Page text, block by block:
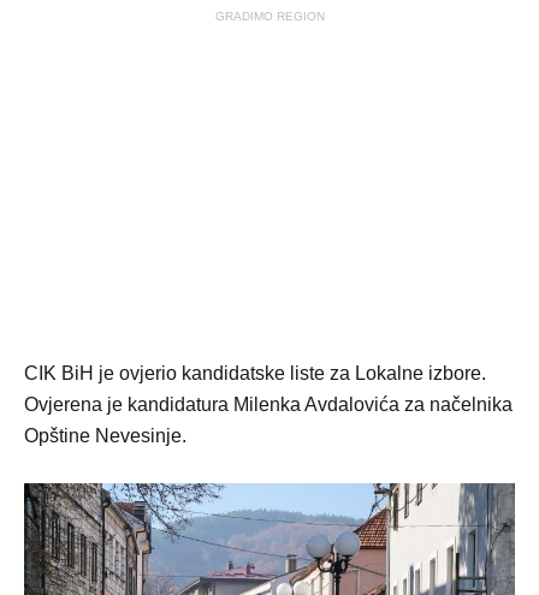
GRADIMO REGION
CIK BiH je ovjerio kandidatske liste za Lokalne izbore.
Ovjerena je kandidatura Milenka Avdalovića za načelnika
Opštine Nevesinje.